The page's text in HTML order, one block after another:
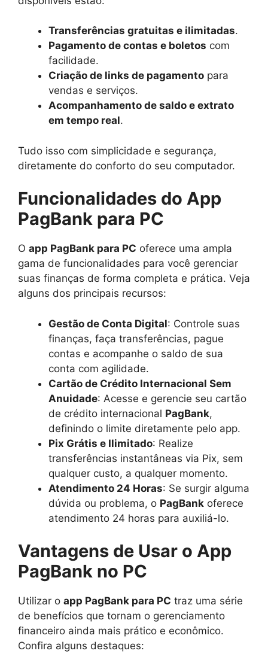
Transferências gratuitas e ilimitadas.
Pagamento de contas e boletos com
facilidade.
Criação de links de pagamento para
vendas e serviços.
Acompanhamento de saldo e extrato
em tempo real.
Tudo isso com simplicidade e segurança,
diretamente do conforto do seu computador.
Funcionalidades do App
PagBank para PC
O app PagBank para PC oferece uma ampla
gama de funcionalidades para você gerenciar
suas finanças de forma completa e prática. Veja
alguns dos principais recursos:
Gestão de Conta Digital: Controle suas
finanças, faça transferências, pague
contas e acompanhe o saldo de sua
conta com agilidade.
Cartão de Crédito Internacional Sem
Anuidade: Acesse e gerencie seu cartão
de crédito internacional PagBank,
definindo o limite diretamente pelo app.
Pix Grátis e Ilimitado: Realize
transferências instantâneas via Pix, sem
qualquer custo, a qualquer momento.
Atendimento 24 Horas: Se surgir alguma
dúvida ou problema, o PagBank oferece
atendimento 24 horas para auxiliá-lo.
Vantagens de Usar o App
PagBank no PC
Utilizar o app PagBank para PC traz uma série
de benefícios que tornam o gerenciamento
financeiro ainda mais prático e econômico.
Confira alguns destaques: